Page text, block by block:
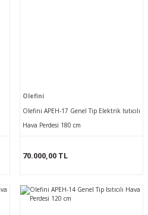
Olefini
Olefini APEH-17 Genel Tip Elektrik Isıtıcılı
Hava Perdesi 180 cm
70.000,00 TL